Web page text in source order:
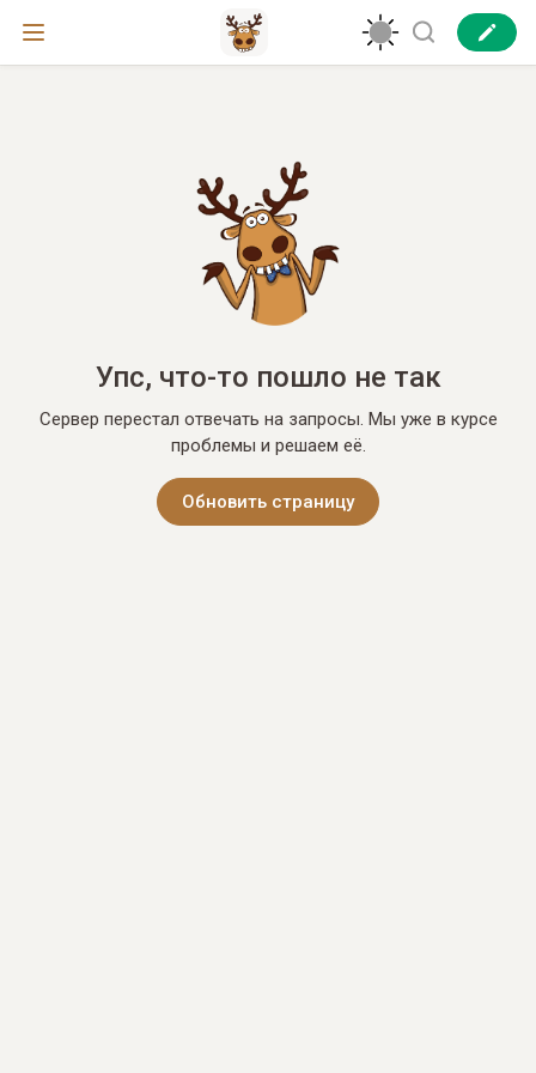
Упс, что-то пошло не так
Сервер перестал отвечать на запросы. Мы уже в курсе
проблемы и решаем её.
Обновить страницу